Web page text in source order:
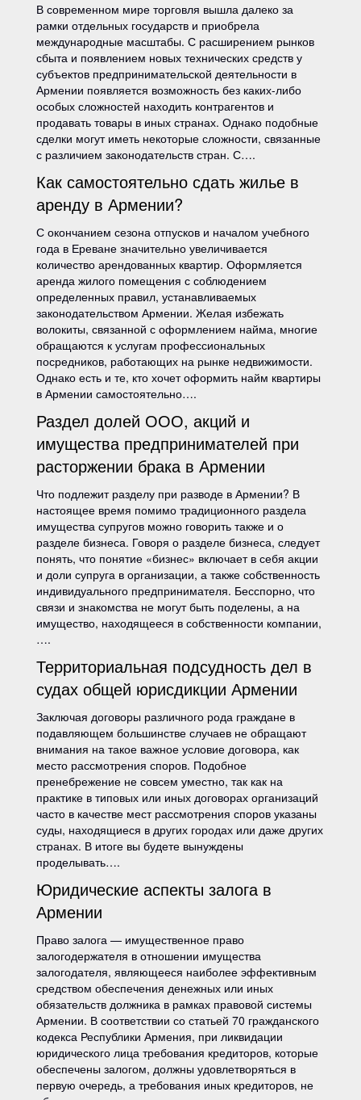
В современном мире торговля вышла далеко за
рамки отдельных государств и приобрела
международные масштабы. С расширением рынков
сбыта и появлением новых технических средств у
субъектов предпринимательской деятельности в
Армении появляется возможность без каких-либо
особых сложностей находить контрагентов и
продавать товары в иных странах. Однако подобные
сделки могут иметь некоторые сложности, связанные
с различием законодательств стран. С….
Как самостоятельно сдать жилье в
аренду в Армении?
С окончанием сезона отпусков и началом учебного
года в Ереване значительно увеличивается
количество арендованных квартир. Оформляется
аренда жилого помещения с соблюдением
определенных правил, устанавливаемых
законодательством Армении. Желая избежать
волокиты, связанной с оформлением найма, многие
обращаются к услугам профессиональных
посредников, работающих на рынке недвижимости.
Однако есть и те, кто хочет оформить найм квартиры
в Армении самостоятельно….
Раздел долей ООО, акций и
имущества предпринимателей при
расторжении брака в Армении
Что подлежит разделу при разводе в Армении? В
настоящее время помимо традиционного раздела
имущества супругов можно говорить также и о
разделе бизнеса. Говоря о разделе бизнеса, следует
понять, что понятие «бизнес» включает в себя акции
и доли супруга в организации, а также собственность
индивидуального предпринимателя. Бесспорно, что
связи и знакомства не могут быть поделены, а на
имущество, находящееся в собственности компании,
….
Территориальная подсудность дел в
судах общей юрисдикции Армении
Заключая договоры различного рода граждане в
подавляющем большинстве случаев не обращают
внимания на такое важное условие договора, как
место рассмотрения споров. Подобное
пренебрежение не совсем уместно, так как на
практике в типовых или иных договорах организаций
часто в качестве мест рассмотрения споров указаны
суды, находящиеся в других городах или даже других
странах. В итоге вы будете вынуждены
проделывать….
Юридические аспекты залога в
Армении
Право залога — имущественное право
залогодержателя в отношении имущества
залогодателя, являющееся наиболее эффективным
средством обеспечения денежных или иных
обязательств должника в рамках правовой системы
Армении. В соответствии со статьей 70 гражданского
кодекса Республики Армения, при ликвидации
юридического лица требования кредиторов, которые
обеспечены залогом, должны удовлетворяться в
первую очередь, а требования иных кредиторов, не